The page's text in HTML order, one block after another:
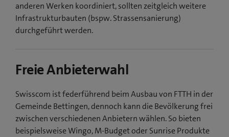
anderen Werken koordiniert, sollten zeitgleich weitere
Infrastrukturbauten (bspw. Strassensanierung)
durchgeführt werden.
Freie Anbieterwahl
Swisscom ist federführend beim Ausbau von FTTH in der
Gemeinde Bettingen, dennoch kann die Bevölkerung frei
zwischen verschiedenen Anbietern wählen. So bieten
beispielsweise Wingo, M-Budget oder Sunrise Produkte